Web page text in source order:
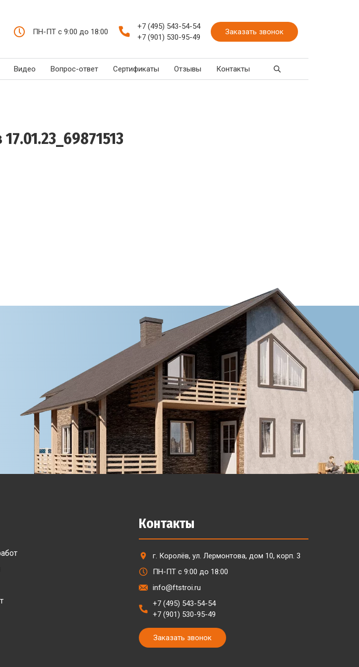
ПН-ПТ с 9:00 до 18:00
+7 (495) 543-54-54
+7 (901) 530-95-49
Заказать звонок
Видео Вопрос-ответ Сертификаты Отзывы Контакты
Контакты
г. Королёв, ул. Лермонтова, дом 10, корп. 3
ПН-ПТ с 9:00 до 18:00
info@ftstroi.ru
+7 (495) 543-54-54
+7 (901) 530-95-49
Заказать звонок